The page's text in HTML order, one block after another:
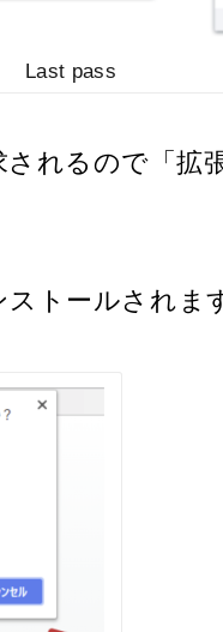
Last pass
れるので「拡
トールされま